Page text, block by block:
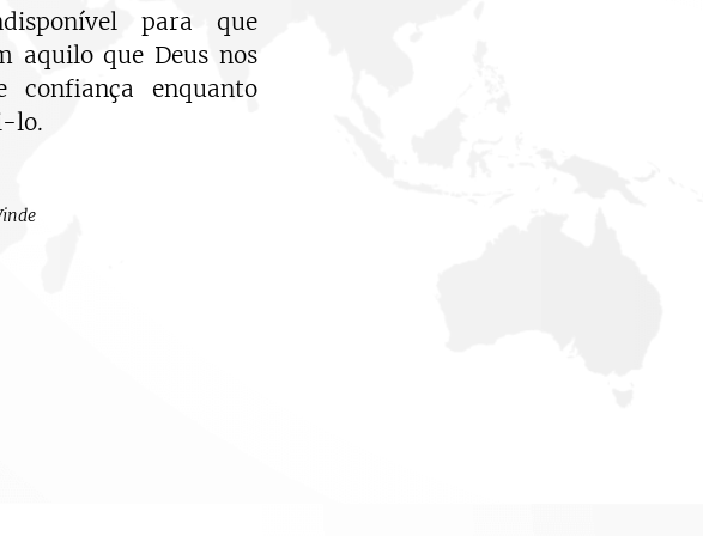
para que
aquilo que Deus nos
confiança enquanto
lo.